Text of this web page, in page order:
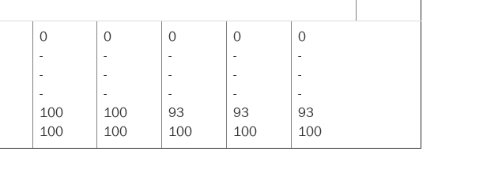
0
-
-
-
100
100
0
-
-
-
100
100
0
-
-
-
93
100
0
-
-
-
93
100
0
-
-
-
93
100